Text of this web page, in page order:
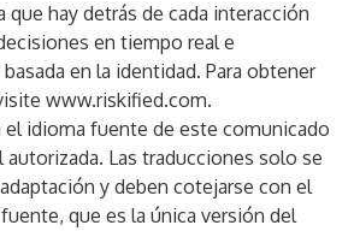
que hay detrás de cada interacción
en tiempo real e
en la identidad. Para obtener
www.riskified.com.
idioma fuente de este comunicado
Las traducciones solo se
y deben cotejarse con el
que es la única versión del